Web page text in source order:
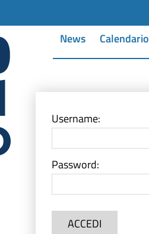
News Calendario
Username:
Password:
ACCEDI